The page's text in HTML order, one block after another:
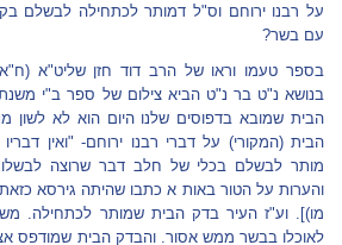
על רבנו ירוחם וס"ל דמותר לכתחילה לבשלם
עם בשר?
בספר טעמו וראו של הרב דוד חזן שליט"א
בנושא נ"ט בר נ"ט הביא צילום של ספר ב"י
הבית שמובא בדפוסים שלנו היום הוא לא לשון
הבית (המקורי) על דברי רבנו ירוחם- "ואין
מותר לבשלם בכלי של חלב דבר שרוצה
והערות על הטור באות א כתבו שהיתה גירסא
מו)]. וע"ז העיר בדק הבית שמותר לכתחילה.
לאוכלו בבשר ממש אסור. והבדק הבית שמודפס